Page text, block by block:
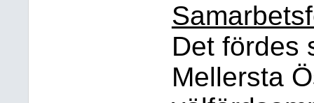
Det fördes
Mellersta